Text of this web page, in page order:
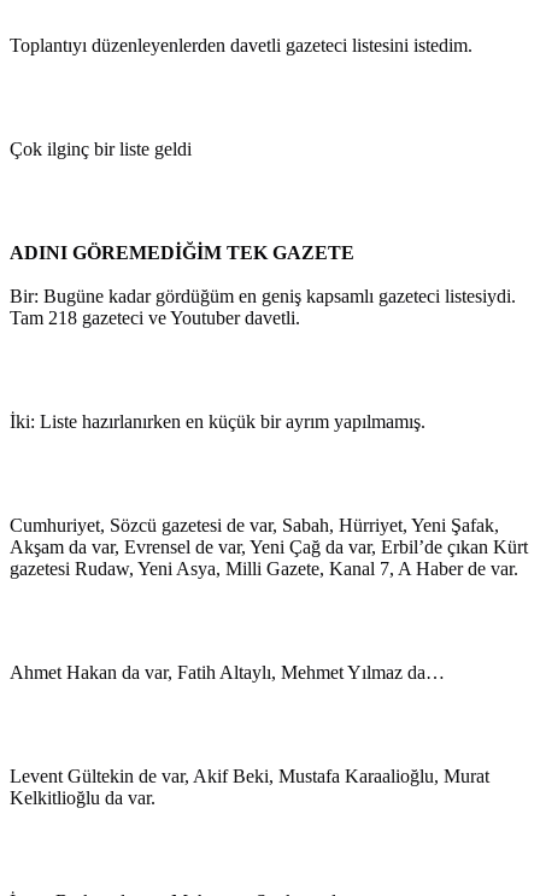
Toplantıyı düzenleyenlerden davetli gazeteci listesini istedim.
Çok ilginç bir liste geldi
ADINI GÖREMEDİĞİM TEK GAZETE
Bir: Bugüne kadar gördüğüm en geniş kapsamlı gazeteci listesiydi.
Tam 218 gazeteci ve Youtuber davetli.
İki: Liste hazırlanırken en küçük bir ayrım yapılmamış.
Cumhuriyet, Sözcü gazetesi de var, Sabah, Hürriyet, Yeni Şafak,
Akşam da var, Evrensel de var, Yeni Çağ da var, Erbil’de çıkan Kürt
gazetesi Rudaw, Yeni Asya, Milli Gazete, Kanal 7, A Haber de var.
Ahmet Hakan da var, Fatih Altaylı, Mehmet Yılmaz da…
Levent Gültekin de var, Akif Beki, Mustafa Karaalioğlu, Murat
Kelkitlioğlu da var.